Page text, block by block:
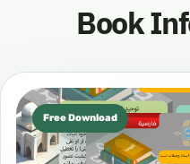
Book
Free Download